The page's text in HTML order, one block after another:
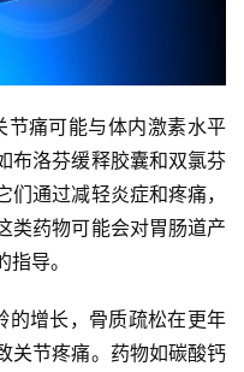
节痛可能与体内激素水平
布洛芬缓释胶囊和双氯芬
通过减轻炎症和疼痛，
类药物可能会对胃肠道产
导。
的增长，骨质疏松在更年
关节疼痛。药物如碳酸钙